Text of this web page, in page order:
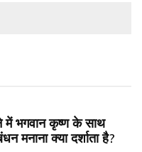
में भगवान कृष्ण के साथ
मनाना क्या दर्शाता है?